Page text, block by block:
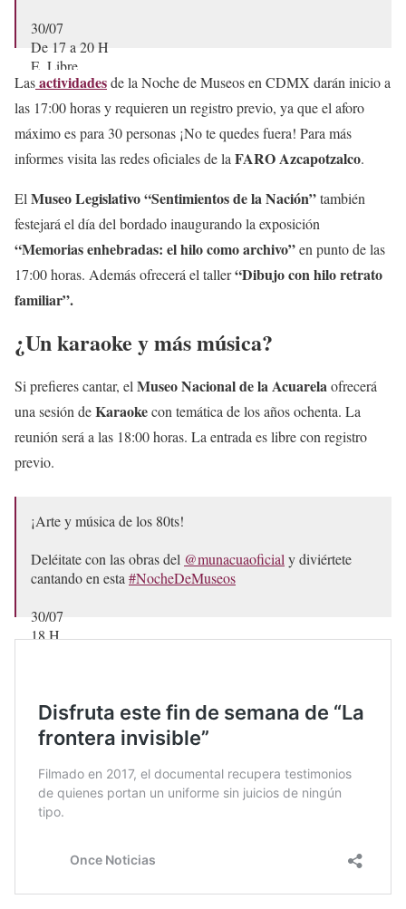
30/07
De 17 a 20 H
E. Libre
Registro con QR
Cupo: 30 p
Info: @faroazcapotzalco
— Noche de Museos CDMX (@nochedemuseos)
2025
Lasactividadesde la Noche de Museos en CDMX darán inicio a
las 17:00 horas y requieren un registro previo, ya que el aforo
máximo es para 30 personas ¡No te quedes fuera! Para más
informes visita las redes oficiales de la FARO Azcapotzalco.
El Museo Legislativo “Sentimientos de la Nación”también
festejará el día del bordado inaugurando la exposición
“Memorias enhebradas: el hilo como archivo”en punto de las
17:00 horas. Además ofrecerá el taller“Dibujo con hilo retrato
familiar”.
¿Un karaoke y más música?
Si prefieres cantar, elMuseo Nacional de la Acuarelaofrecerá
una sesión deKaraokecon temática de los años ochenta. La
reunión será a las 18:00 horas. La entrada es libre con registro
previo.
¡Arte y música de los 80ts!
Deléitate con las obras del @munacuaoficialy diviértete
cantando en esta#NocheDeMuseos
30/07
18 H
Salvador Novo No. 8pic.twitter.com/BBIFW4aiqZ
— Noche de Museos CDMX (@nochedemuseos)
July 24,
2025